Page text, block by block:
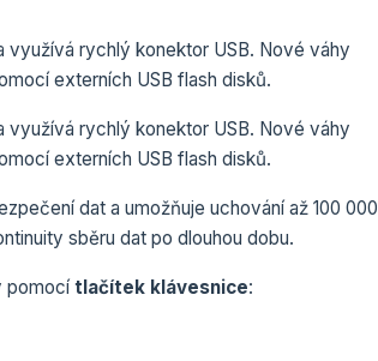
využívá rychlý konektor USB. Nové váhy
externích USB flash disků.
využívá rychlý konektor USB. Nové váhy
externích USB flash disků.
dat a umožňuje uchování až 100 000
sběru dat po dlouhou dobu.
pomocítlačítek klávesnice: